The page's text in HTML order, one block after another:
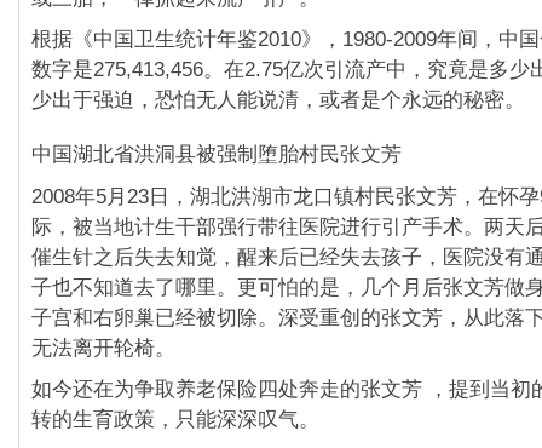
根据《中国卫生统计年鉴2010》，1980-2009年间，中
数字是275,413,456。在2.75亿次引流产中，究竟是多少
少出于强迫，恐怕无人能说清，或者是个永远的秘密。
中国湖北省洪洞县被强制堕胎村民张文芳
2008年5月23日，湖北洪湖市龙口镇村民张文芳，在怀
际，被当地计生干部强行带往医院进行引产手术。两天
催生针之后失去知觉，醒来后已经失去孩子，医院没有
子也不知道去了哪里。更可怕的是，几个月后张文芳做
子宫和右卵巢已经被切除。深受重创的张文芳，从此落
无法离开轮椅。
如今还在为争取养老保险四处奔走的张文芳 ，提到当初
转的生育政策，只能深深叹气。